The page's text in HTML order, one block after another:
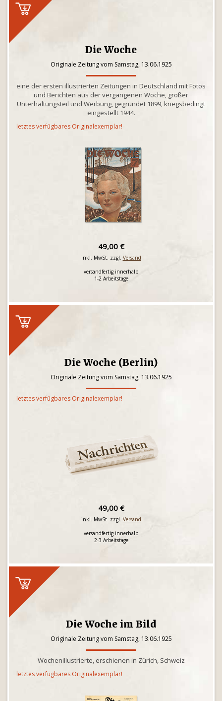
Die Woche
Originale Zeitung vom Samstag, 13.06.1925
eine der ersten illustrierten Zeitungen in Deutschland mit Fotos
und Berichten aus der vergangenen Woche, großer
Unterhaltungsteil und Werbung, gegründet 1899, kriegsbedingt
eingestellt 1944.
letztes verfügbares Originalexemplar!
49,00 €
inkl. MwSt. zzgl. Versand
versandfertig innerhalb
1-2 Arbeitstage
Die Woche (Berlin)
Originale Zeitung vom Samstag, 13.06.1925
letztes verfügbares Originalexemplar!
49,00 €
inkl. MwSt. zzgl. Versand
versandfertig innerhalb
2-3 Arbeitstage
Die Woche im Bild
Originale Zeitung vom Samstag, 13.06.1925
Wochenillustrierte, erschienen in Zürich, Schweiz
letztes verfügbares Originalexemplar!